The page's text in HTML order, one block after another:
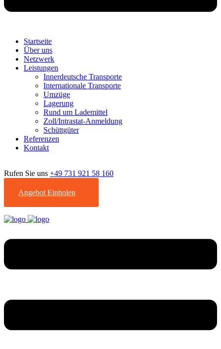
Startseite
Über uns
Netzwerk
Leistungen
Innerdeutsche Transporte
Internationale Transporte
Umzüge
Lagerung
Rund um Lademittel
Zoll/Intrastat-Anmeldung
Schüttgüter
Referenzen
Kontakt
Rufen Sie uns +49 731 921 58 160
Angebot Einholen